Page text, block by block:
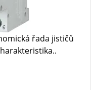
řada jističů